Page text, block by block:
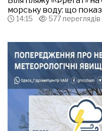
морську воду: що
14:15 577 переглядів